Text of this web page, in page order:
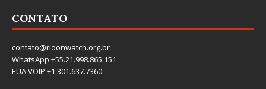
CONTATO
contato@rioonwatch.org.br
WhatsApp +55.21.998.865.151
EUA VOIP +1.301.637.7360